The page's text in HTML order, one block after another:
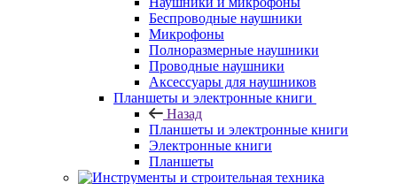
Беспроводные наушники
Микрофоны
Полноразмерные наушники
Проводные наушники
Аксессуары для наушников
Планшеты и электронные книги
Назад
Планшеты и электронные книги
Электронные книги
Планшеты